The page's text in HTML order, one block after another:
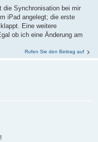
die Synchronisation bei mir
iPad angelegt; die erste
Eine weitere
ob ich eine Änderung am
Rufen Sie den Beitrag auf